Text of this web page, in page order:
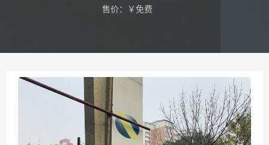
售价：￥免费